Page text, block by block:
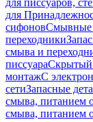
для писсуаров,
для
сифоновСмывные
переходники
смыва и
писсуара
монтажС
сетиЗапасные
смыва, питанием
смыва, питанием